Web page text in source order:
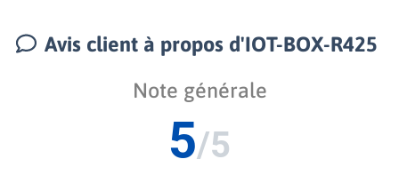
Avis client à propos d'IOT-BOX-R425
Note générale
5/5